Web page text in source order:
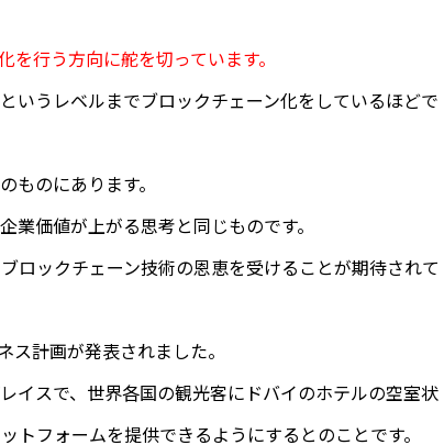
を行う方向に舵を切っています。
いうレベルまでブロックチェーン化をしているほどで
ものにあります。
業価値が上がる思考と同じものです。
ロックチェーン技術の恩恵を受けることが期待されて
計画が発表されました。
イスで、世界各国の観光客にドバイのホテルの空室状
フォームを提供できるようにするとのことです。